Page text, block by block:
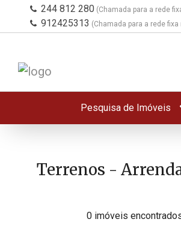
244 812 280 (Chamada para a rede
912425313 (Chamada para a rede
Pesquisa de Imóveis
Terrenos -
0 imóveis